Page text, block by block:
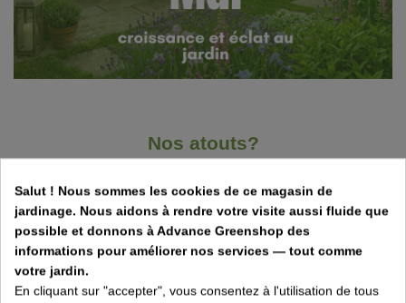
Nos atouts?
Salut ! Nous sommes les cookies de ce magasin de
jardinage. Nous aidons à rendre votre visite aussi fluide que
possible et donnons à Advance Greenshop des
informations pour améliorer nos services — tout comme
votre jardin.
En cliquant sur "accepter", vous consentez à l'utilisation de tous